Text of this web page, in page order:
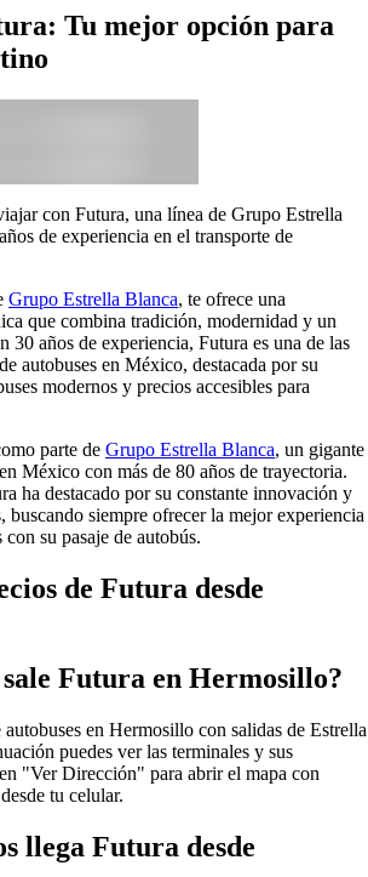
Tu mejor opción para
con Futura, una línea de Grupo Estrella
de experiencia en el transporte de
Grupo Estrella Blanca, te ofrece una
que combina tradición, modernidad y un
30 años de experiencia, Futura es una de las
autobuses en México, destacada por su
modernos y precios accesibles para
parte de Grupo Estrella Blanca, un gigante
México con más de 80 años de trayectoria.
ha destacado por su constante innovación y
buscando siempre ofrecer la mejor experiencia
su pasaje de autobús.
de Futura desde
sale Futura en Hermosillo?
en Hermosillo con salidas de Estrella
puedes ver las terminales y sus
"Ver Dirección" para abrir el mapa con
tu celular.
llega Futura desde